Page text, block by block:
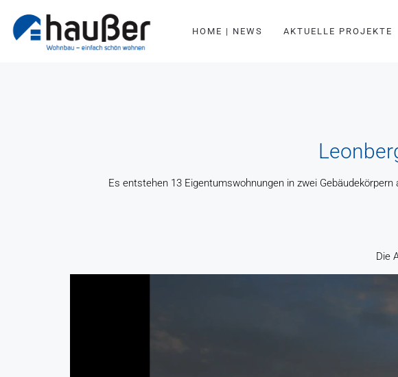
HOME | NEWS AKTUELLE PROJEKTE
Es entstehen 13 Eigentumswohnungen in zwei
Die